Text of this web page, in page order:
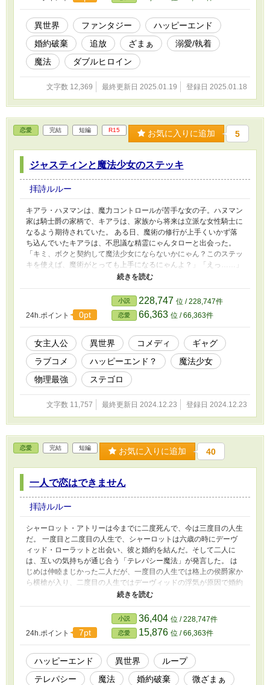
異世界 ファンタジー
ハッピーエンド
婚約破棄
追放 ざまぁ
溺愛/執着
魔法
ダブルヒロイン
文字数 12,369 最終更新日 2025.01.19 登録日 2025.01.18
恋愛 完結 短編 R15 お気に入りに追加 5
ジャスティンと魔法少女のステッキ
拝詩ルルー
キアラ・ハヌマンは、魔力コントロールが苦手な女の子。ハヌマン
家は騎士爵の家柄で、キアラは、家族から将来は立派な女性騎士に
なるよう期待されていた。 ある日、魔術の修行が上手くいかず落
ち込んでいたキアラは、不思議な精霊にゃんタローと出会った。
「キミ、ボクと契約して魔法少女にならないかにゃん？このステッ
キを使えば、魔術がとっても上手になるにゃんよ？」「えっ……」
魔法少女キララが爆誕した瞬間だった。 一方で、魔術師のジャス
ティン・アスターは、魔法少女のステッキを持ち逃げしたにゃんタ
ローを探していた。 全てを拳で解決する脳筋ガールと謎の魔術
の、魔法少女のステッキを巡るドタバタコメディ！ ※『鈴蘭の魔
女の代替り』のスピンオフです。 ※全４話の短編です。 ※R15は
保険です。
24h.ポイント 0pt
小説 228,747 位 / 228,747件
恋愛 66,363 位 / 66,363件
女主人公 異世界 コメディ
ギャグ
ラブコメ
ハッピーエンド？
魔法少女
物理最強
ステゴロ
文字数 11,757 最終更新日 2024.12.23 登録日 2024.12.23
恋愛 完結 短編 お気に入りに追加 40
一人で恋はできません
拝詩ルルー
シャーロット・アトリーは今までに二度死んで、今は三度目の人生
だ。 一度目と二度目の人生で、シャーロットは六歳の時にデーヴ
ィッド・ローラットと出会い、彼と婚約を結んだ。そして二人に
は、互いの気持ちが通じ合う「テレパシー魔法」が発言した。 は
じめは仲睦まじかった二人だが、一度目の人生では格上の侯爵家か
ら横槍が入り、二度目の人生ではデーヴィッドの浮気が原因で婚約
破棄になってしまった——では、三度目の人生は？ 一方で、二度
目の人生からは、シャーロットはクラスメイトのアーサー・フォス
ターに熱心に誘われて生徒会に加わることに。生徒会での誠実な人
間関係に少しずつ心が癒されていくシャーロット。 シャーロット
が独りよがりな恋ではなく、本物の愛を掴んでいくストーリー。
※全９話の短編です。
24h.ポイント 7pt
小説 36,404 位 / 228,747件
恋愛 15,876 位 / 66,363件
ハッピーエンド 異世界
ループ
テレパシー
魔法 婚約破棄 微ざまぁ